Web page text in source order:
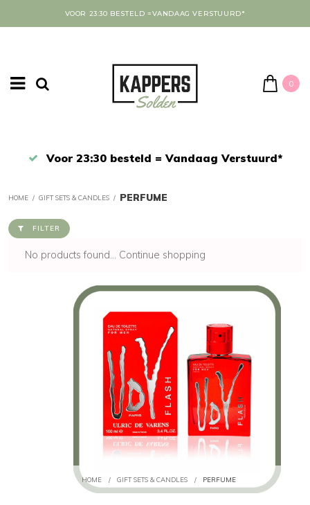
VOOR 23:30 BESTELD =VANDAAG VERSTUURD*
0
Afrekenen in een veilige omgeving
HOME / GIFT SETS & CANDLES / PERFUME
FILTER
No products found... Continue shopping
HOME / GIFT SETS & CANDLES / PERFUME